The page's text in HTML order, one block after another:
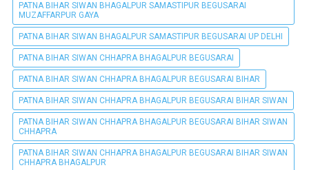
PATNA BIHAR SIWAN BHAGALPUR SAMASTIPUR BEGUSARAI
MUZAFFARPUR GAYA
PATNA BIHAR SIWAN BHAGALPUR SAMASTIPUR BEGUSARAI UP DELHI
PATNA BIHAR SIWAN CHHAPRA BHAGALPUR BEGUSARAI
PATNA BIHAR SIWAN CHHAPRA BHAGALPUR BEGUSARAI BIHAR
PATNA BIHAR SIWAN CHHAPRA BHAGALPUR BEGUSARAI BIHAR SIWAN
PATNA BIHAR SIWAN CHHAPRA BHAGALPUR BEGUSARAI BIHAR SIWAN
CHHAPRA
PATNA BIHAR SIWAN CHHAPRA BHAGALPUR BEGUSARAI BIHAR SIWAN
CHHAPRA BHAGALPUR